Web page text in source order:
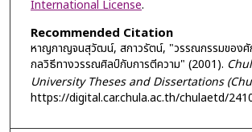
International License.
Recommended Citation
หาญกาญจนสุวัฒน์, สกาวรัตน์, "วรรณกรรมของศั
กลวิธีทางวรรณศิลป์กับการตีความ" (2001).
University Theses and Dissertations
https://digital.car.chula.ac.th/chulaetd/